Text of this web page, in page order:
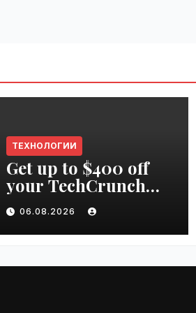
ТЕХНОЛОГИИ
Get up to $400 off
your TechCrunch
Disrupt 2026 pass
until Friday |
VseTime.ru
06.08.2026